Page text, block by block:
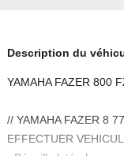
Description du
YAMAHA FAZER 800
// YAMAHA FAZER 8
EFFECTUER